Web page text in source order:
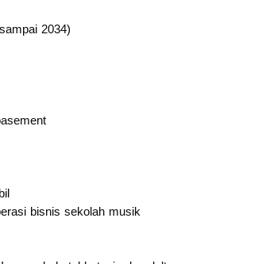
2034)
bisnis sekolah musik